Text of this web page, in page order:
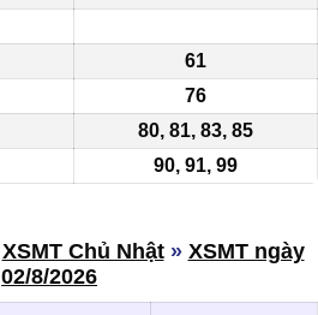
61
76
80, 81, 83, 85
90, 91, 99
XSMT Chủ Nhật» XSMT ngày
02/8/2026